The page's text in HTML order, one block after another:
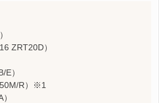
ZRT20D）
）
R）※1